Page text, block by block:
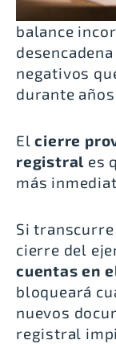
balance
negativos
durante
Elcierre
registral es
más
Si transcurre
cierre del
cuentas en
bloqueará
nuevos
registral